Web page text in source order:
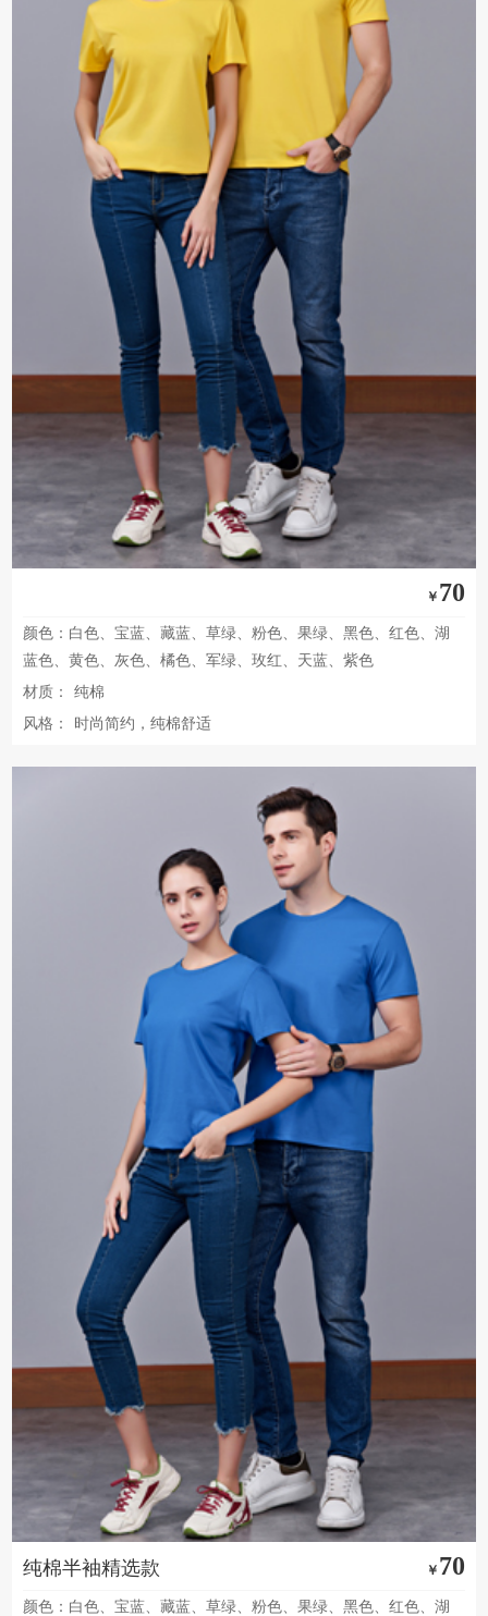
￥ 70
颜色：白色、宝蓝、藏蓝、草绿、粉色、果绿、黑色、红色、湖
蓝色、黄色、灰色、橘色、军绿、玫红、天蓝、紫色
材质：
纯棉
风格：
时尚简约，纯棉舒适
纯棉半袖精选款 ￥ 70
颜色：白色、宝蓝、藏蓝、草绿、粉色、果绿、黑色、红色、湖